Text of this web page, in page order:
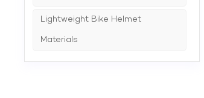
Lightweight Bike Helmet
Materials